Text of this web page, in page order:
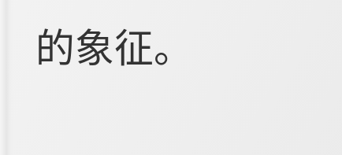
的象征。